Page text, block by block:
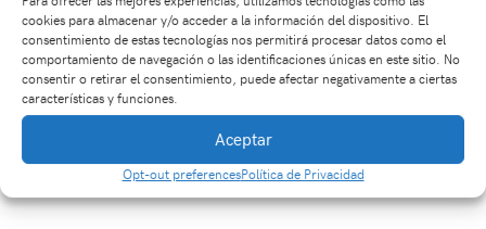
cookies para almacenar y/o acceder a la información del dispositivo. El
consentimiento de estas tecnologías nos permitirá procesar datos como el
comportamiento de navegación o las identificaciones únicas en este sitio. No
consentir o retirar el consentimiento, puede afectar negativamente a ciertas
características y funciones.
Aceptar
Opt-out preferencesPolítica de Privacidad
Dispensador en Piedra
$170,000
Drusa Amatista
$540,000